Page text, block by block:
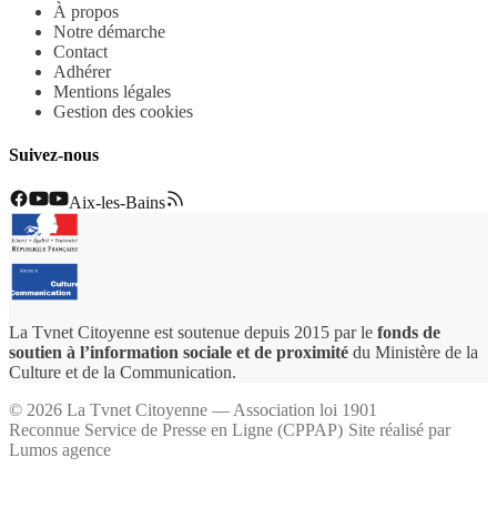
À propos
Notre démarche
Contact
Adhérer
Mentions légales
Gestion des cookies
Suivez-nous
Aix-les-Bains
La Tvnet Citoyenne est soutenue depuis 2015 par le fonds de
soutien à l’information sociale et de proximité du Ministère de la
Culture et de la Communication.
© 2026 La Tvnet Citoyenne — Association loi 1901
Reconnue Service de Presse en Ligne (CPPAP)·Site réalisé par
Lumos agence